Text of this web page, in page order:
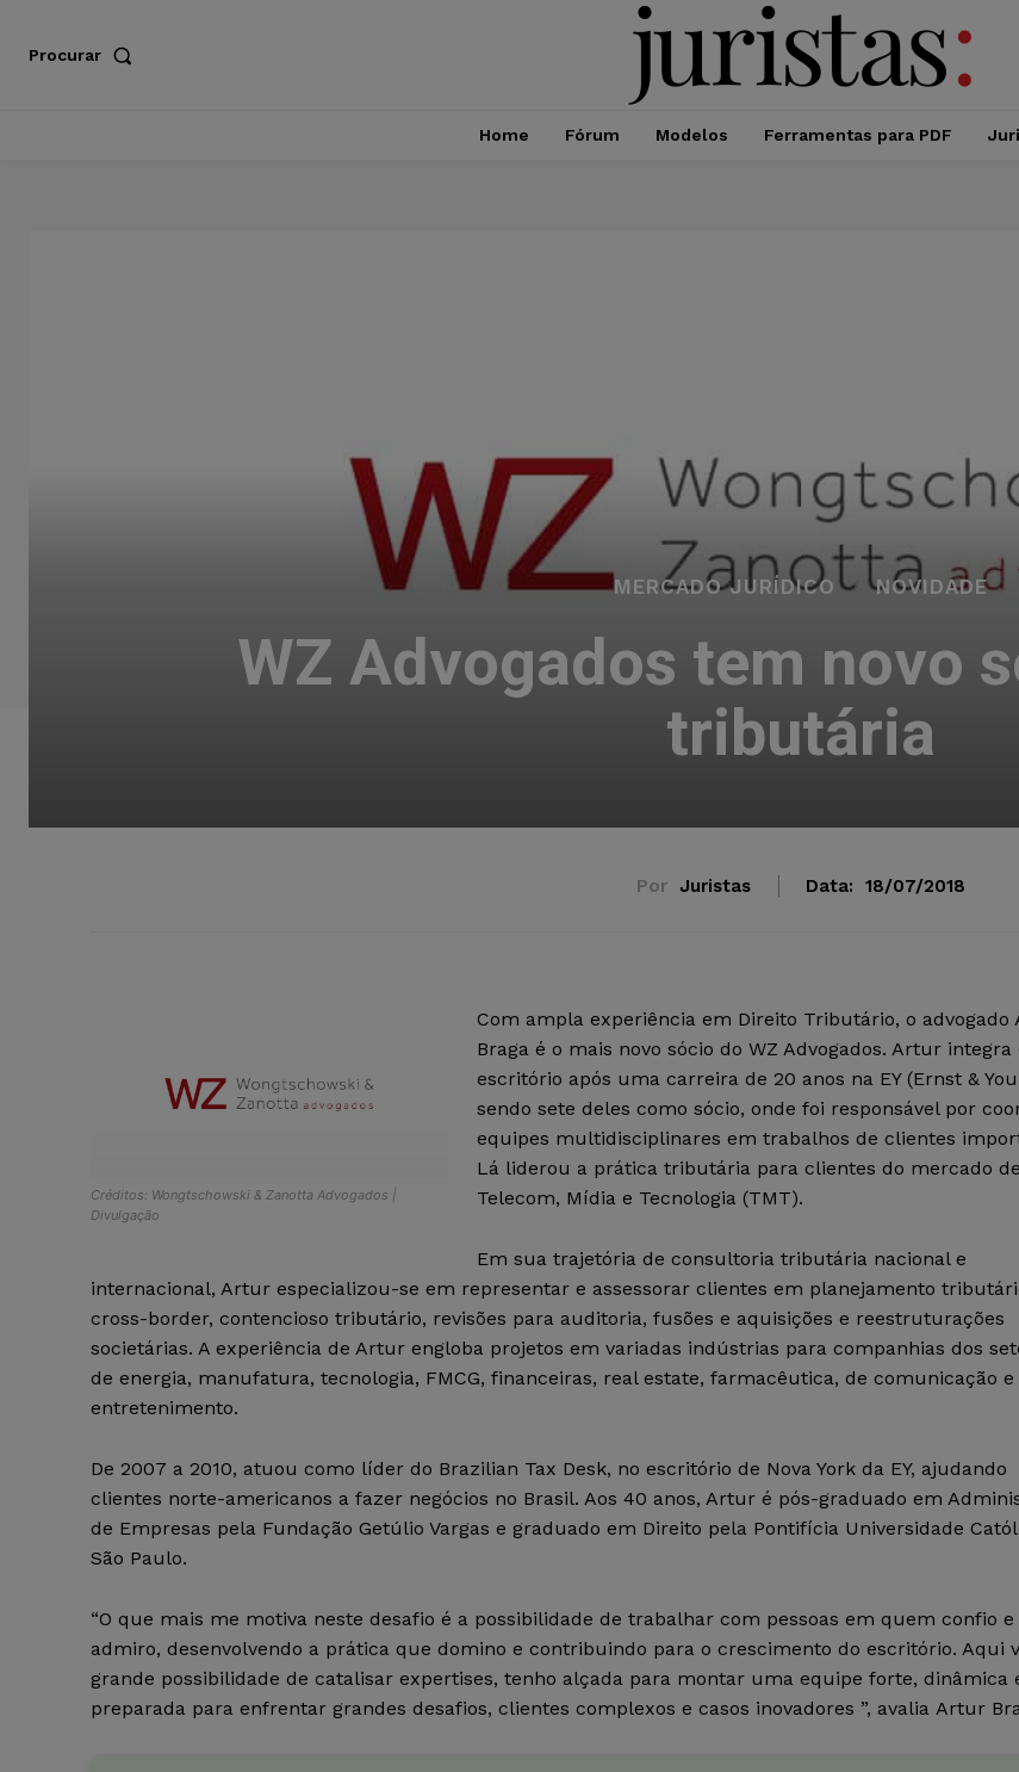
Procurar
Home Fórum Modelos Ferramentas para PDF
MERCADO JURÍDICO NOVIDADE
WZ Advogados tem novo
tributária
Por Juristas Data: 18/07/2018
Créditos: Wongtschowski & Zanotta Advogados |
Divulgação
Com ampla experiência em Direito Tributário, o advogado
Braga é o mais novo sócio do WZ Advogados. Artur integra
escritório após uma carreira de 20 anos na EY (Ernst &
sendo sete deles como sócio, onde foi responsável por
equipes multidisciplinares em trabalhos de clientes
Lá liderou a prática tributária para clientes do mercado de
Telecom, Mídia e Tecnologia (TMT).
Em sua trajetória de consultoria tributária nacional e
internacional, Artur especializou-se em representar e assessorar clientes em planejamento
cross-border, contencioso tributário, revisões para auditoria, fusões e aquisições e reestruturações
societárias. A experiência de Artur engloba projetos em variadas indústrias para companhias dos
de energia, manufatura, tecnologia, FMCG, financeiras, real estate, farmacêutica, de comunicação e
entretenimento.
De 2007 a 2010, atuou como líder do Brazilian Tax Desk, no escritório de Nova York da EY, ajudando
clientes norte-americanos a fazer negócios no Brasil. Aos 40 anos, Artur é pós-graduado em
de Empresas pela Fundação Getúlio Vargas e graduado em Direito pela Pontifícia Universidade
São Paulo.
“O que mais me motiva neste desafio é a possibilidade de trabalhar com pessoas em quem confio e
admiro, desenvolvendo a prática que domino e contribuindo para o crescimento do escritório. Aqui
grande possibilidade de catalisar expertises, tenho alçada para montar uma equipe forte, dinâmica
preparada para enfrentar grandes desafios, clientes complexos e casos inovadores ”, avalia Artur